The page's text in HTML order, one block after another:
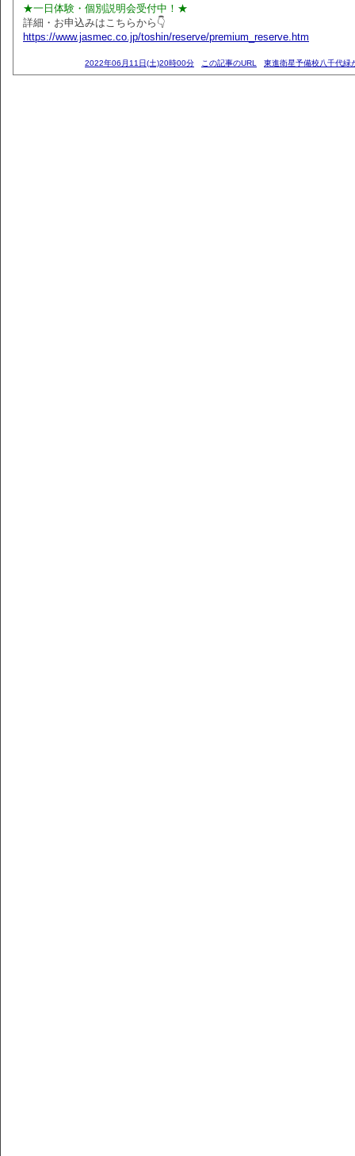
★一日体験・個別説明会受付中！★
詳細・お申込みはこちらから👇
https://www.jasmec.co.jp/toshin/reserve/premium_reserve.htm
2022年06月11日(土)20時00分 この記事のURL 東進衛星予備校八千代緑